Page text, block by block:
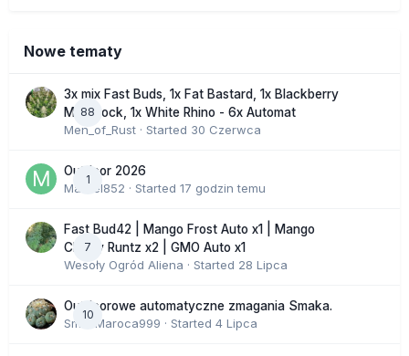
Nowe tematy
88
3x mix Fast Buds, 1x Fat Bastard, 1x Blackberry
Moonrock, 1x White Rhino - 6x Automat
Men_of_Rust · Started 30 Czerwca
1
Outdoor 2026
Marcel852 · Started 17 godzin temu
7
Fast Bud42 | Mango Frost Auto x1 | Mango
Cherry Runtz x2 | GMO Auto x1
Wesoły Ogród Aliena · Started 28 Lipca
10
Outdoorowe automatyczne zmagania Smaka.
SmakMaroca999 · Started 4 Lipca